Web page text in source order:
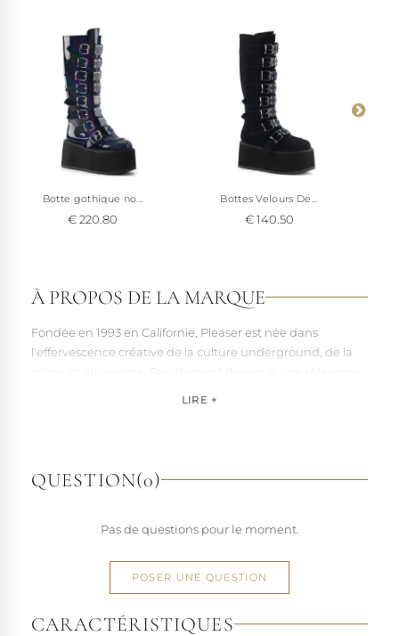
Botte gothique no...
€ 220.80
Bottes Velours De...
€ 140.50
À PROPOS DE LA MARQUE
Fondée en 1993 en Californie, Pleaser est née dans
l'effervescence créative de la culture underground, de la
elle a étendu son savoir-faire à d'autres univers. Pleaser est
aujourd'hui distribuée dans 110 pays.
de la mode, Pleaser propose des collections ultra féminines
une large gamme de pointures. Parce qu'un style ne
devrait jamais se réduire à une question de centimètres, la
marque défend une idée simple : permettre à chacun
LIRE +
QUESTION(0)
Pas de questions pour le moment.
POSER UNE QUESTION
CARACTÉRISTIQUES